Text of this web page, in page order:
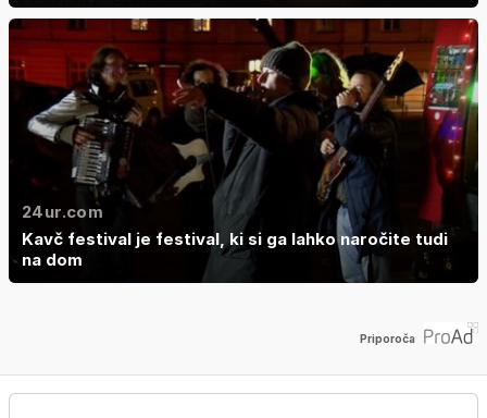
24ur.com
Kavč festival je festival, ki si ga lahko naročite tudi
na dom
Priporoča